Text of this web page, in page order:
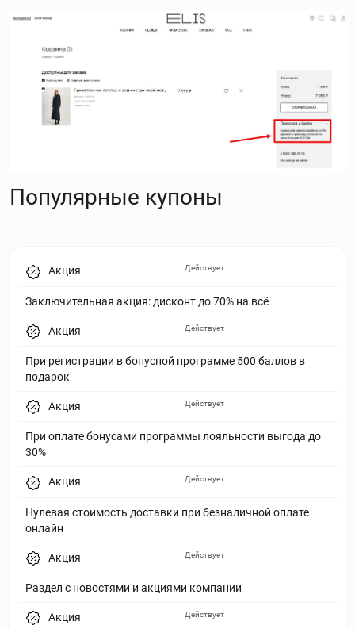
Популярные купоны
Акция
Заключительная акция: дисконт до 70% на всё
Действует
Акция
При регистрации в бонусной программе 500 баллов в
подарок
Действует
Акция
При оплате бонусами программы лояльности выгода до
30%
Действует
Акция
Нулевая стоимость доставки при безналичной оплате
онлайн
Действует
Акция
Раздел с новостями и акциями компании
Действует
Акция Действует